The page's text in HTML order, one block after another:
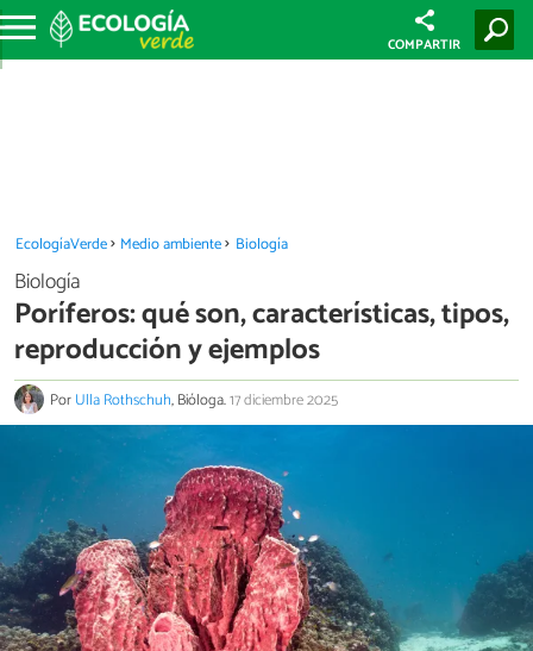
COMPARTIR
EcologíaVerde Medio ambiente Biología
Biología
Poríferos: qué son, características, tipos,
reproducción y ejemplos
PorUlla Rothschuh, Bióloga.17 diciembre 2025